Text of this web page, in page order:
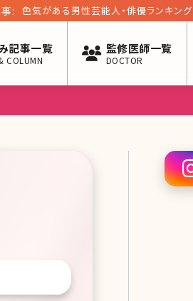
: 色気がある男性芸能人・俳優ランキング
記事一覧
COLUMN
監修医師一覧
DOCTOR